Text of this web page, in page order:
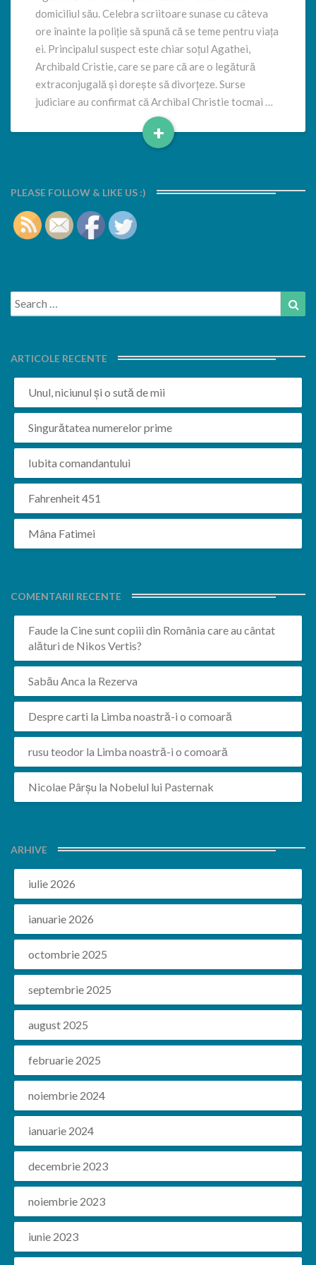
domiciliul său. Celebra scriitoare sunase cu câteva
ore înainte la poliție să spună că se teme pentru viața
ei. Principalul suspect este chiar soțul Agathei,
Archibald Cristie, care se pare că are o legătură
extraconjugală și dorește să divorțeze. Surse
judiciare au confirmat că Archibal Christie tocmai …
+
Read
PLEASE FOLLOW & LIKE US :)
Search
for:
ARTICOLE RECENTE
Unul, niciunul și o sută de mii
Singurătatea numerelor prime
Iubita comandantului
Fahrenheit 451
Mâna Fatimei
COMENTARII RECENTE
Faude la Cine sunt copiii din România care au cântat
alături de Nikos Vertis?
Sabău Anca la Rezerva
Despre carti la Limba noastră-i o comoară
rusu teodor la Limba noastră-i o comoară
Nicolae Pârșu la Nobelul lui Pasternak
ARHIVE
iulie 2026
ianuarie 2026
octombrie 2025
septembrie 2025
august 2025
februarie 2025
noiembrie 2024
ianuarie 2024
decembrie 2023
noiembrie 2023
iunie 2023